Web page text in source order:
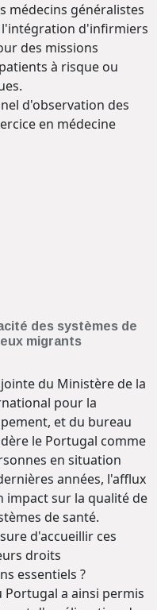
médecins généralistes
l'intégration d'infirmiers
des missions
à risque ou
d'observation des
en médecine
des systèmes de
migrants
du Ministère de la
pour la
et du bureau
le Portugal comme
en situation
années, l'afflux
impact sur la qualité de
de santé.
d'accueillir ces
droits
essentiels ?
a ainsi permis